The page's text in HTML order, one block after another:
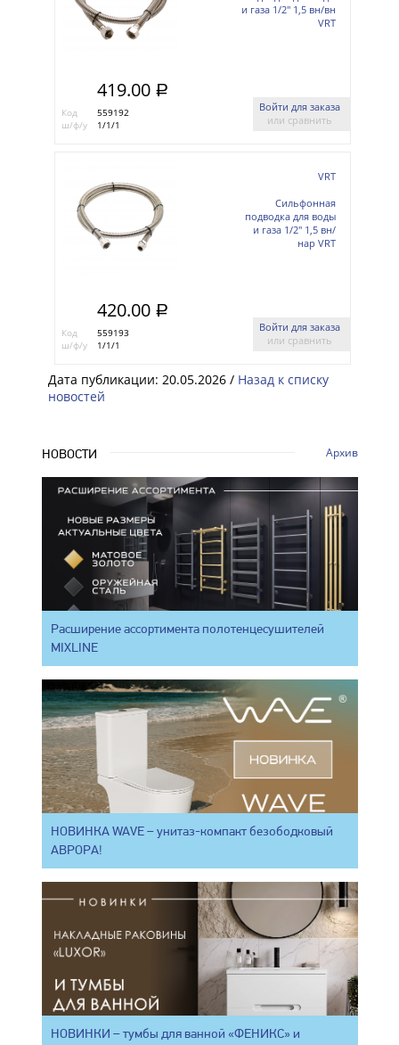
419.00 a
Код
559192
ш/ф/у
1/1/1
и газа 1/2'' 1,5 вн/вн
VRT
Войти для заказа
или сравнить
420.00 a
Код
559193
ш/ф/у
1/1/1
VRT
Сильфонная
подводка для воды
и газа 1/2'' 1,5 вн/
нар VRT
Войти для заказа
или сравнить
Дата публикации: 20.05.2026 / Назад к списку
новостей
НОВОСТИ Архив
Расширение ассортимента полотенцесушителей
MIXLINE
НОВИНКА WAVE – унитаз-компакт безободковый
АВРОРА!
НОВИНКИ – тумбы для ванной «ФЕНИКС» и